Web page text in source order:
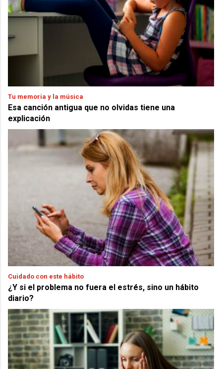
Tu memoria y la música
Esa canción antigua que no olvidas tiene una
explicación
Cuidado con este hábito
¿Y si el problema no fuera el estrés, sino un hábito
diario?